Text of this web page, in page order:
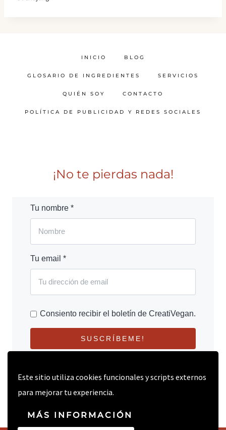
Este sitio utiliza cookies funcionales y scripts externos
para mejorar tu experiencia.
MÁS INFORMACIÓN
INICIO BLOG
GLOSARIO DE INGREDIENTES SERVICIOS
QUIÉN SOY CONTACTO
POLÍTICA DE PUBLICIDAD Y REDES SOCIALES
¡No te pierdas nada!
Tu nombre *
Tu email *
Consiento recibir el boletín de CreatiVegan.
SUSCRÍBEME!